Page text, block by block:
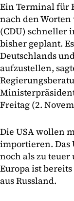
Ein Terminal für
nach den
(CDU) schneller
bisher geplant.
Deutschlands
aufzustellen,
Freitag (2.
Die USA wollen
importieren. Das
noch als zu
Europa ist
aus Russland.